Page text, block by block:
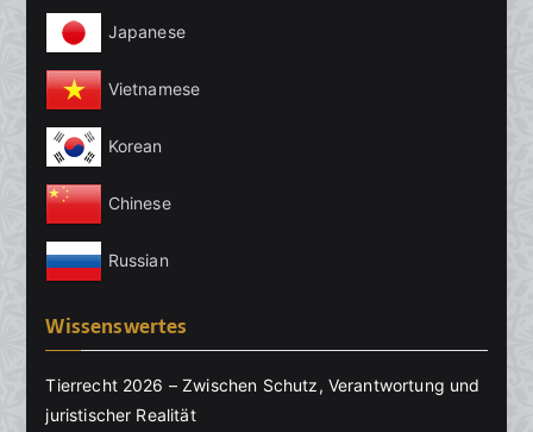
Japanese
Vietnamese
Korean
Chinese
Russian
Wissenswertes
Tierrecht 2026 – Zwischen Schutz, Verantwortung und
juristischer Realität